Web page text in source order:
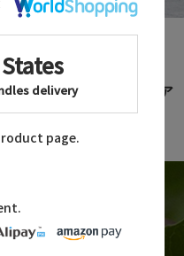
コラボレーションア